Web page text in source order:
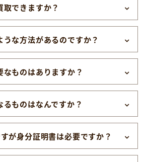
できますか？
うな方法があるのですか？
なものはありますか？
ものはなんですか？
が身分証明書は必要ですか？